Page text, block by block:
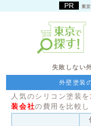
東
失敗しない
外壁塗装
人気のシリコン塗装を
装会社の費用を比較し